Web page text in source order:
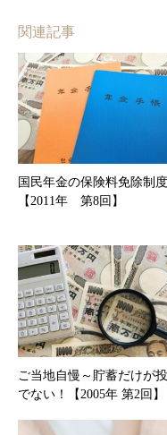
関連記事
国民年金の保険料免除制度
【2011年 第8回】
ご当地自慢～貯蓄だけが
でない！【2005年 第2回】